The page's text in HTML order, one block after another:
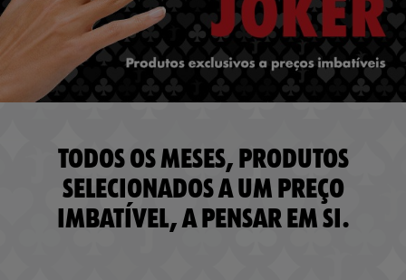
TODOS OS MESES, PRODUTOS
SELECIONADOS A UM PREÇO
IMBATÍVEL, A PENSAR EM SI.